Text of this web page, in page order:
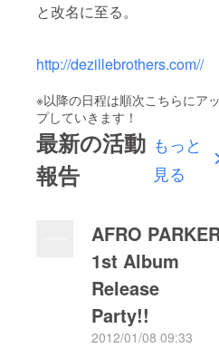
と改名に至る。
http://dezillebrothers.com//
※以降の日程は順次こちらにアッ
プしていきます！
最新の活動
報告
もっと
見る
AFRO
1st Album
Release
Party!!
2012/01/08 09:33